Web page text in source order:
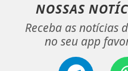
NOSSAS
Receba as notícias
no seu app